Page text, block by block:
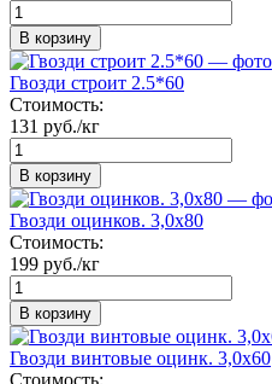
В корзину
Гвозди строит 2.5*60
Стоимость:
131 руб./кг
В корзину
Гвозди оцинков. 3,0х80
Стоимость:
199 руб./кг
В корзину
Гвозди винтовые оцинк. 3,0х60
Стоимость: